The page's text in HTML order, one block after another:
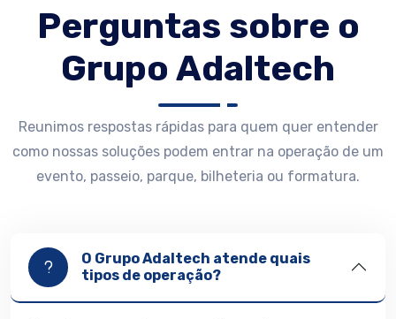
Perguntas sobre o
Grupo Adaltech
Reunimos respostas rápidas para quem quer entender
como nossas soluções podem entrar na operação de um
evento, passeio, parque, bilheteria ou formatura.
O Grupo Adaltech atende quais
tipos de operação?